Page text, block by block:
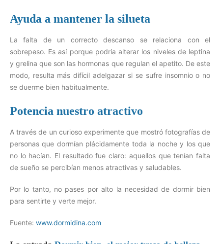
Ayuda a mantener la silueta
La falta de un correcto descanso se relaciona con el
sobrepeso. Es así porque podría alterar los niveles de leptina
y grelina que son las hormonas que regulan el apetito. De este
modo, resulta más difícil adelgazar si se sufre insomnio o no
se duerme bien habitualmente.
Potencia nuestro atractivo
A través de un curioso experimente que mostró fotografías de
personas que dormían plácidamente toda la noche y los que
no lo hacían. El resultado fue claro: aquellos que tenían falta
de sueño se percibían menos atractivas y saludables.
Por lo tanto, no pases por alto la necesidad de dormir bien
para sentirte y verte mejor.
Fuente: www.dormidina.com